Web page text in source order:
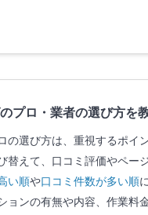
プロ・業者の選び方を
選び方は、重視するポイ
替えて、口コミ評価やペー
い順や口コミ件数が多い順
ョンの有無や内容、作業料